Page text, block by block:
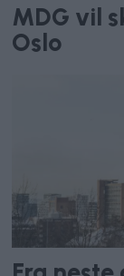
MDG vil
Oslo